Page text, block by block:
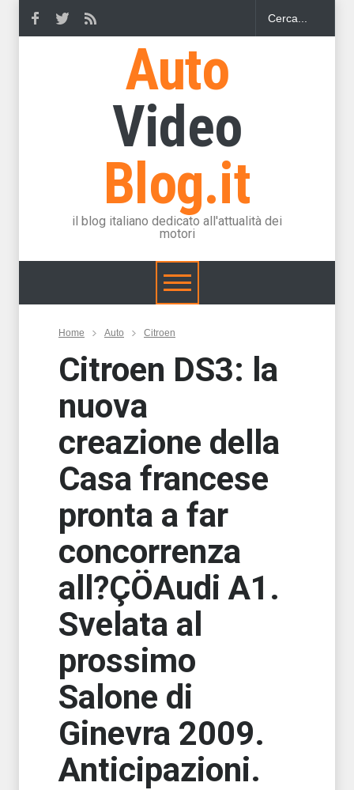
Auto
Video
Blog.it
il blog italiano dedicato all'attualità dei
motori
Home Auto Citroen
Citroen DS3: la
nuova
creazione della
Casa francese
pronta a far
concorrenza
all?ÇÖAudi A1.
Svelata al
prossimo
Salone di
Ginevra 2009.
Anticipazioni.